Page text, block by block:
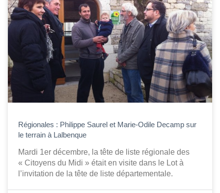
Régionales : Philippe Saurel et Marie-Odile Decamp sur
le terrain à Lalbenque
Mardi 1er décembre, la tête de liste régionale des
« Citoyens du Midi » était en visite dans le Lot à
l’invitation de la tête de liste départementale.